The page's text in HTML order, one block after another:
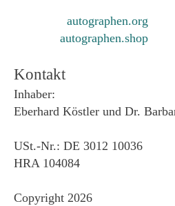
autographen.org
autographen.shop
Kontakt
Inhaber:
Eberhard Köstler und Dr.
USt.-Nr.: DE 3012 10036
HRA 104084
Copyright 2026